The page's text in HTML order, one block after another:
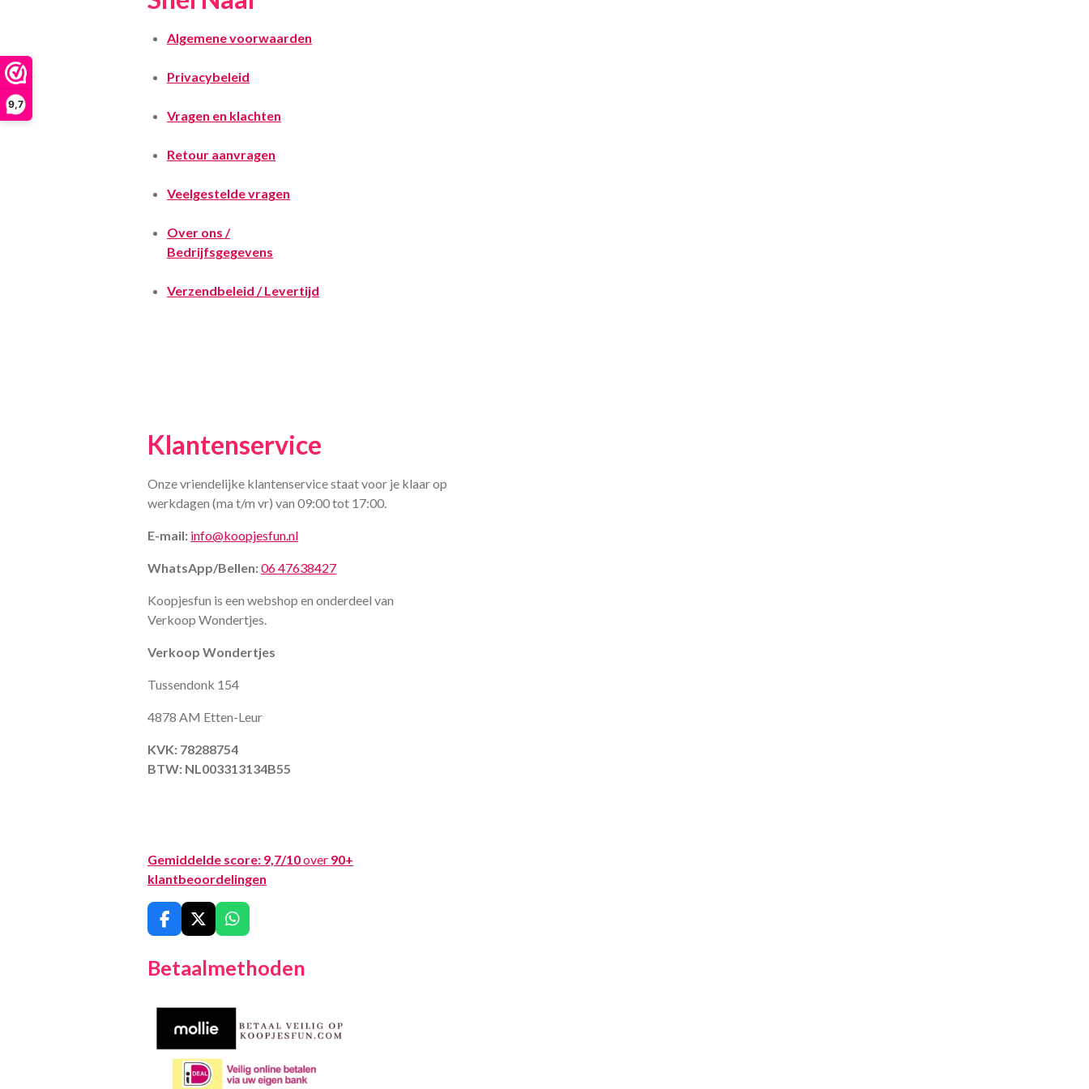
9,7
Algemene voorwaarden
Privacybeleid
Vragen en klachten
Retour aanvragen
Veelgestelde vragen
Over ons /
Bedrijfsgegevens
Verzendbeleid / Levertijd
Klantenservice
Onze vriendelijke klantenservice staat voor je klaar op
werkdagen (ma t/m vr) van 09:00 tot 17:00.
E-mail: info@koopjesfun.nl
WhatsApp/Bellen:06 47638427
Koopjesfun is een webshop en onderdeel van
Verkoop Wondertjes.
Verkoop Wondertjes
Tussendonk 154
4878 AM Etten-Leur
KVK: 78288754
BTW: NL003313134B55
Gemiddelde score: 9,7/10over 90+
klantbeoordelingen
F
a
e
X
W
h
t
Betaalmethoden